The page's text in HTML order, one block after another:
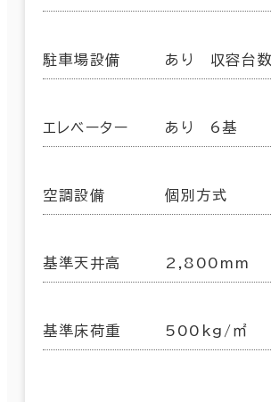
駐車場設備 あり 収容台
エレベーター あり 6基
空調設備 個別方式
基準天井高 2,800mm
基準床荷重 500kg/㎡